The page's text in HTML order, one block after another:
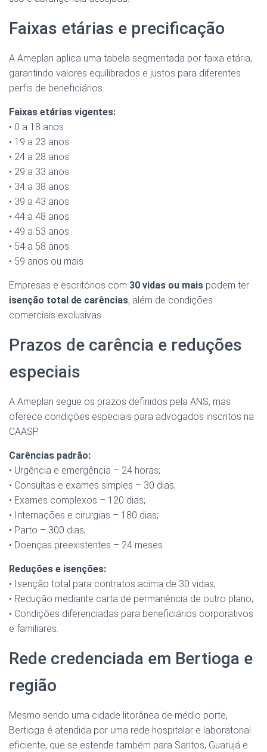
Faixas etárias e precificação
A Ameplan aplica uma tabela segmentada por faixa etária,
garantindo valores equilibrados e justos para diferentes
perfis de beneficiários.
Faixas etárias vigentes:
• 0 a 18 anos
• 19 a 23 anos
• 24 a 28 anos
• 29 a 33 anos
• 34 a 38 anos
• 39 a 43 anos
• 44 a 48 anos
• 49 a 53 anos
• 54 a 58 anos
• 59 anos ou mais
Empresas e escritórios com 30 vidas ou mais podem ter
isenção total de carências, além de condições
comerciais exclusivas.
Prazos de carência e reduções
especiais
A Ameplan segue os prazos definidos pela ANS, mas
oferece condições especiais para advogados inscritos na
CAASP.
Carências padrão:
• Urgência e emergência – 24 horas;
• Consultas e exames simples – 30 dias;
• Exames complexos – 120 dias;
• Internações e cirurgias – 180 dias;
• Parto – 300 dias;
• Doenças preexistentes – 24 meses.
Reduções e isenções:
• Isenção total para contratos acima de 30 vidas;
• Redução mediante carta de permanência de outro plano;
• Condições diferenciadas para beneficiários corporativos
e familiares.
Rede credenciada em Bertioga e
região
Mesmo sendo uma cidade litorânea de médio porte,
Bertioga é atendida por uma rede hospitalar e laboratorial
eficiente, que se estende também para Santos, Guarujá e